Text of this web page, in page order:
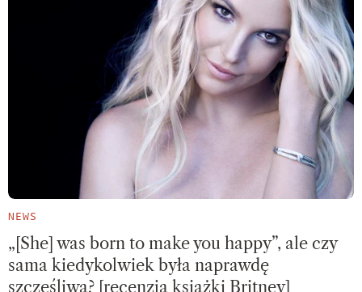
NEWS
„[She] was born to make you happy”, ale czy
sama kiedykolwiek była naprawdę
szczęśliwa? [recenzja książki Britney]